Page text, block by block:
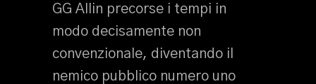
GG Allin precorse i tempi in
modo decisamente non
convenzionale, diventando il
nemico pubblico numero uno